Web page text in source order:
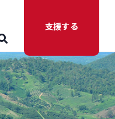
支援する